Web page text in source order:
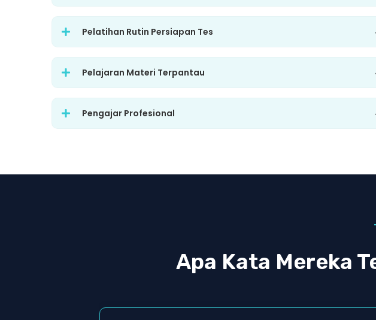
Pelatihan Rutin Persiapan Tes
Pelajaran Materi Terpantau
Pengajar Profesional
Apa Kata Mereka